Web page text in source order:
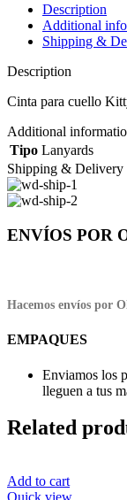
Description
Additional
Shipping &
Description
Cinta para cuello
Additional
Tipo Lanyards
Shipping & Delivery
ENVÍOS POR
Hacemos envíos por
EMPAQUES
Enviamos los
lleguen a tus
Related
Add to cart